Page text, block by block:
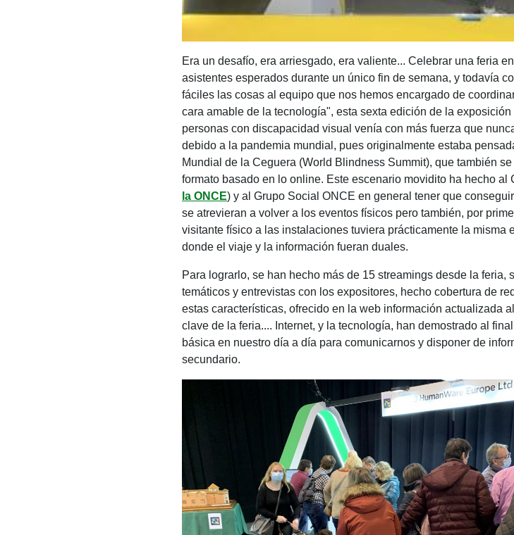
Era un desafío, era arriesgado, era valiente... Celebrar una feria
asistentes esperados durante un único fin de semana, y todavía
fáciles las cosas al equipo que nos hemos encargado de
cara amable de la tecnología", esta sexta edición de la
personas con discapacidad visual venía con más fuerza que
debido a la pandemia mundial, pues originalmente estaba
Mundial de la Ceguera (World Blindness Summit), que también
formato basado en lo online. Este escenario movidito ha hecho al
la ONCE) y al Grupo Social ONCE en general tener que
se atrevieran a volver a los eventos físicos pero también, por
visitante físico a las instalaciones tuviera prácticamente la misma
donde el viaje y la información fueran duales.
Para lograrlo, se han hecho más de 15 streamings desde la
temáticos y entrevistas con los expositores, hecho cobertura de
estas características, ofrecido en la web información actualizada
clave de la feria.... Internet, y la tecnología, han demostrado al
básica en nuestro día a día para comunicarnos y disponer de
secundario.